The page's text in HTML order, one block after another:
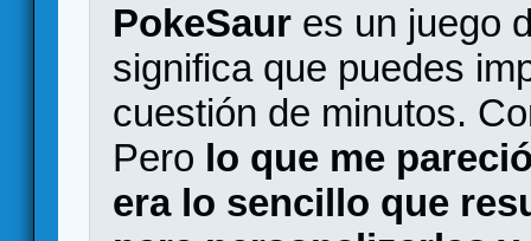
PokeSaur es un juego
significa que puedes
cuestión de minutos.
Pero lo que me
era lo sencillo que